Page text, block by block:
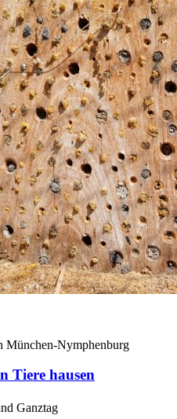
München-Nymphenburg
Tiere hausen
Ganztag